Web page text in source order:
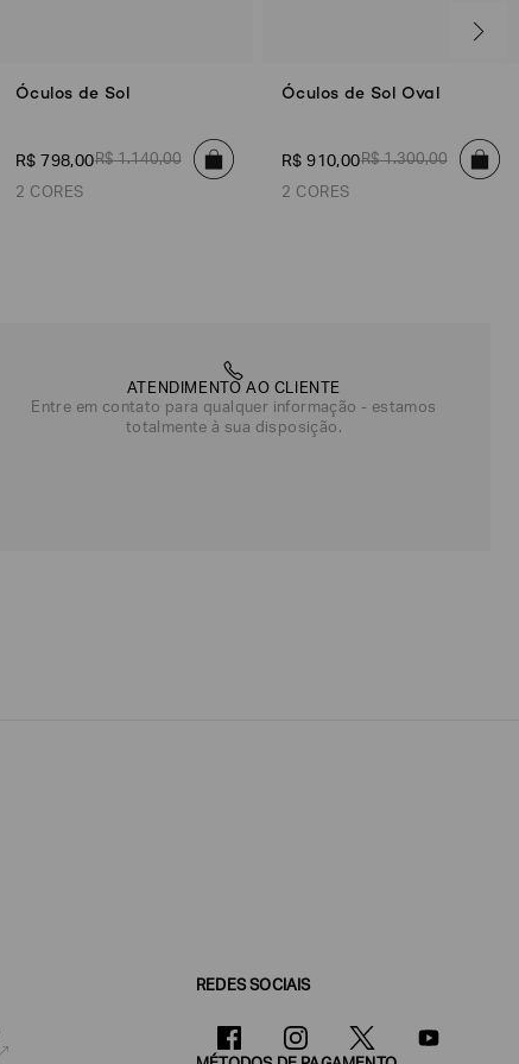
Óculos de Sol
R$ 798,00R$ 1.140,00
2 CORES
Óculos de Sol Oval
R$ 910,00R$ 1.300,00
2 CORES
ATENDIMENTO AO CLIENTE
Entre em contato para qualquer informação - estamos
totalmente à sua disposição.
REDES SOCIAIS